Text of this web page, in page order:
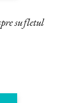
sufletul